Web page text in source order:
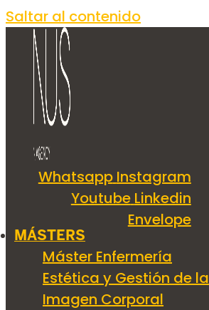
Saltar al contenido
Whatsapp Instagram
Youtube Linkedin
Envelope
MÁSTERS
Máster Enfermería
Estética y Gestión de la
Imagen Corporal